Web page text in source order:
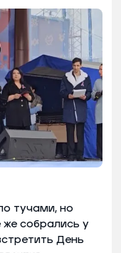
тучами, но
же собрались у
День